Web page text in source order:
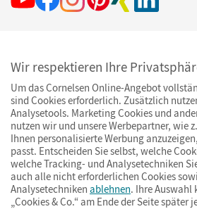
Ihre Vorteile bei uns
Zahlung und Versand
Wir respektieren Ihre
Um das Cornelsen Online-Angebot
sind Cookies erforderlich. Zusätzlich
Analysetools. Marketing Cookies und
nutzen wir und unsere Werbepartner, wie
Ihnen personalisierte Werbung
passt. Entscheiden Sie selbst, welche
welche Tracking- und Analysetechniken
auch alle nicht erforderlichen Cookies
Analysetechniken ablehnen. Ihre Auswahl
„Cookies & Co.“ am Ende der Seite später